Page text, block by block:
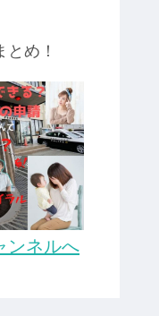
め！
ンネルへ